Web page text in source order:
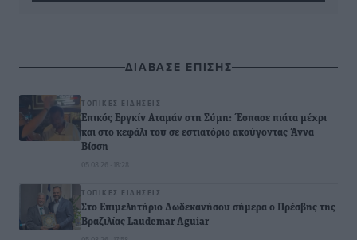
ΔΙΑΒΑΣΕ ΕΠΙΣΗΣ
ΤΟΠΙΚΈΣ ΕΙΔΉΣΕΙΣ
Επικός Εργκίν Αταμάν στη Σύμη: Έσπασε πιάτα μέχρι
και στο κεφάλι του σε εστιατόριο ακούγοντας Άννα
Βίσση
05.08.26 · 18:28
ΤΟΠΙΚΈΣ ΕΙΔΉΣΕΙΣ
Στο Επιμελητήριο Δωδεκανήσου σήμερα ο Πρέσβης της
Βραζιλίας Laudemar Aguiar